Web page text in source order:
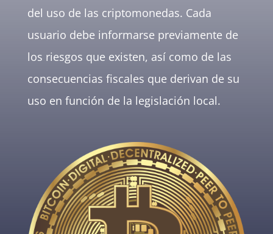
del uso de las criptomonedas. Cada
usuario debe informarse previamente de
los riesgos que existen, así como de las
consecuencias fiscales que derivan de su
uso en función de la legislación local.